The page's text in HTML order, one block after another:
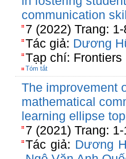
communication
7 (2022) Trang:
Tác giả: Dương
Tạp chí:
Tóm tắt
The improvement
mathematical
learning ellipse
7 (2021) Trang:
Tác giả: Dương